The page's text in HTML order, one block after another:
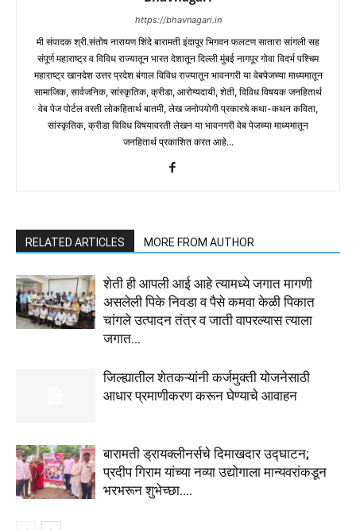
https://bhavnagari.in
मी संपादक श्री.संतोष नारायण शिंदे बारामती इंदापूर भिगवन फलटण सातारा सांगली सह
संपूर्ण महाराष्ट्र व विविध राज्यातून भारत देशातून दिल्ली मुंबई नागपूर गोवा विदर्भ पश्चिम
महाराष्ट्र खानदेश उत्तर प्रदेश बंगाल विविध राज्यातून भावनगरी या वेबपेजच्या माध्यमातून
सामाजिक, सार्वजनिक, सांस्कृतिक, क्रीडा, आरोग्यदायी, शेती, विविध विषयक जनहितार्थ
वेब पेज पोर्टल वरती लोकहितार्थ बातमी, लेख जनोपयोगी प्रकारचे कथा-कथन कविता,
सांस्कृतिक, क्रीडा विविध विषयावरती लेखन या भावनगरी वेब पेजच्या माध्यमातून
जनहितार्थ प्रकाशित करत आहे...
RELATED ARTICLES MORE FROM AUTHOR
शेती ही आपली आई आहे त्यामध्ये जगात मागणी
असलेली पिके निवडा व पैसे कमवा केळी पिकात
चांगले उत्पादन तंत्र व जाती वापरल्यास त्याला
जगात...
जिल्ह्यातील शेतकऱ्यांनी कर्जमुक्ती योजनेसाठी
आधार प्रमाणीकरण करून घेण्याचे आवाहन
बारामती ड्रायक्लीनर्सचे दिमाखदार उद्घाटन;
प्रदीप गिराम यांच्या नव्या उद्योगाला मान्यवरांकडून
भरभरून शुभेच्छा….